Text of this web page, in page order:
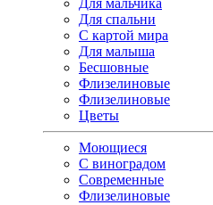
Для мальчика
Для спальни
С картой мира
Для малыша
Бесшовные
Флизелиновые
Флизелиновые
Цветы
Моющиеся
С виноградом
Современные
Флизелиновые